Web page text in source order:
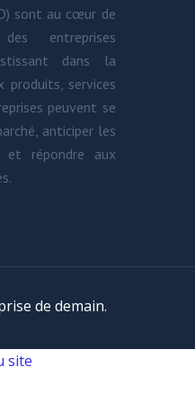
sont au cœur de
entreprises
dans la
produits, services
peuvent se
anticiper les
et répondre aux
de demain.
site